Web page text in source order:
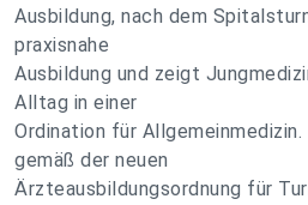
Ausbildung, nach dem
praxisnahe
Ausbildung und zeigt
Alltag in einer
Ordination für
gemäß der neuen
Ärzteausbildungsordnung für